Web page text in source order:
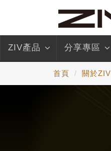
ZIV產品 分享專區
首頁 關於ZIV